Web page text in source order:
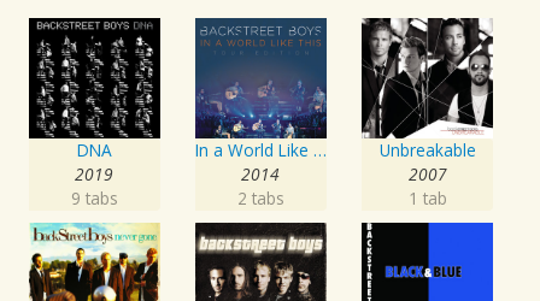
DNA
2019
9 tabs
In a World Like This World Tour Edition
2014
2 tabs
Unbreakable
2007
1 tab